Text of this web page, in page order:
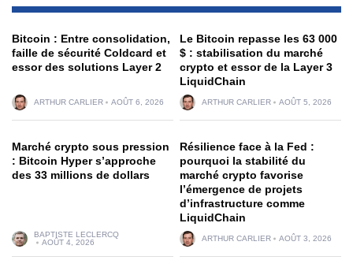
Bitcoin : Entre consolidation,
faille de sécurité Coldcard et
essor des solutions Layer 2
ARTHUR CARLIER AOÛT 6, 2026
Le Bitcoin repasse les 63 000
$ : stabilisation du marché
crypto et essor de la Layer 3
LiquidChain
ARTHUR CARLIER AOÛT 5, 2026
Marché crypto sous pression
: Bitcoin Hyper s’approche
des 33 millions de dollars
BAPTISTE LECLERCQ
AOÛT 4, 2026
Résilience face à la Fed :
pourquoi la stabilité du
marché crypto favorise
l’émergence de projets
d’infrastructure comme
LiquidChain
ARTHUR CARLIER AOÛT 3, 2026